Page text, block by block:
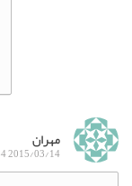
مهران
2015/03/14 23:34